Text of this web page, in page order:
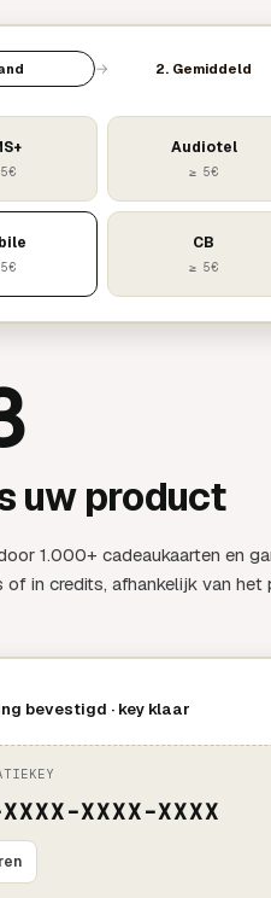
→ 2. Gemiddeld
Audiotel
≥ 5€
CB
≥ 5€
uw product
1.000+ cadeaukaarten en
of in credits, afhankelijk van het
bevestigd · key klaar
XXXX-XXXX